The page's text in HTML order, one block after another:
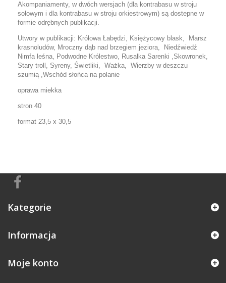
Akompaniamenty, w dwóch wersjach (dla kontrabasu w stroju
solowym i dla kontrabasu w stroju orkiestrowym) są dostepne w
formie odrębnych publikacji.
Utwory w publikacji: Królowa Łabędzi, Księżycowy blask, Marsz
krasnoludów, Mroczny dąb nad brzegiem jeziora, Niedźwiedź
Nimfa leśna, Podwodne Królestwo, Rusałka Sarenki ,Skowronek,
Stary troll, Syreny, Świetliki, Ważka, Wierzby w deszczu
szumią ,Wschód słońca na polanie
oprawa miekka
stron 40
format 23,5 x 30,5
Kategorie
Informacja
Moje konto